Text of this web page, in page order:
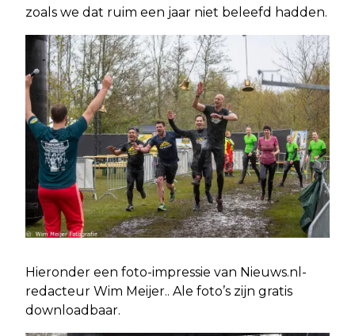
zoals we dat ruim een jaar niet beleefd hadden.
Hieronder een foto-impressie van Nieuws.nl-
redacteur Wim Meijer.. Ale foto’s zijn gratis
downloadbaar.